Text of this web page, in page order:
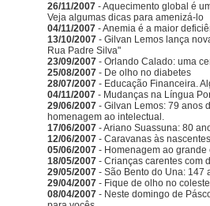
26/11/2007 - Aquecimento global é
Veja algumas dicas para amenizá-lo
04/11/2007 - Anemia é a maior
13/10/2007 - Gilvan Lemos lança
Rua Padre Silva"
23/09/2007 - Orlando Calado: uma
25/08/2007 - De olho no diabetes
28/07/2007 - Educação Financeira.
04/11/2007 - Mudanças na Língua
29/06/2007 - Gilvan Lemos: 79 anos
homenagem ao intelectual.
17/06/2007 - Ariano Suassuna: 80
12/06/2007 - Caravanas às
05/06/2007 - Homenagem ao
18/05/2007 - Crianças carentes com
29/05/2007 - São Bento do Una: 147
29/04/2007 - Fique de olho no
08/04/2007 - Neste domingo de